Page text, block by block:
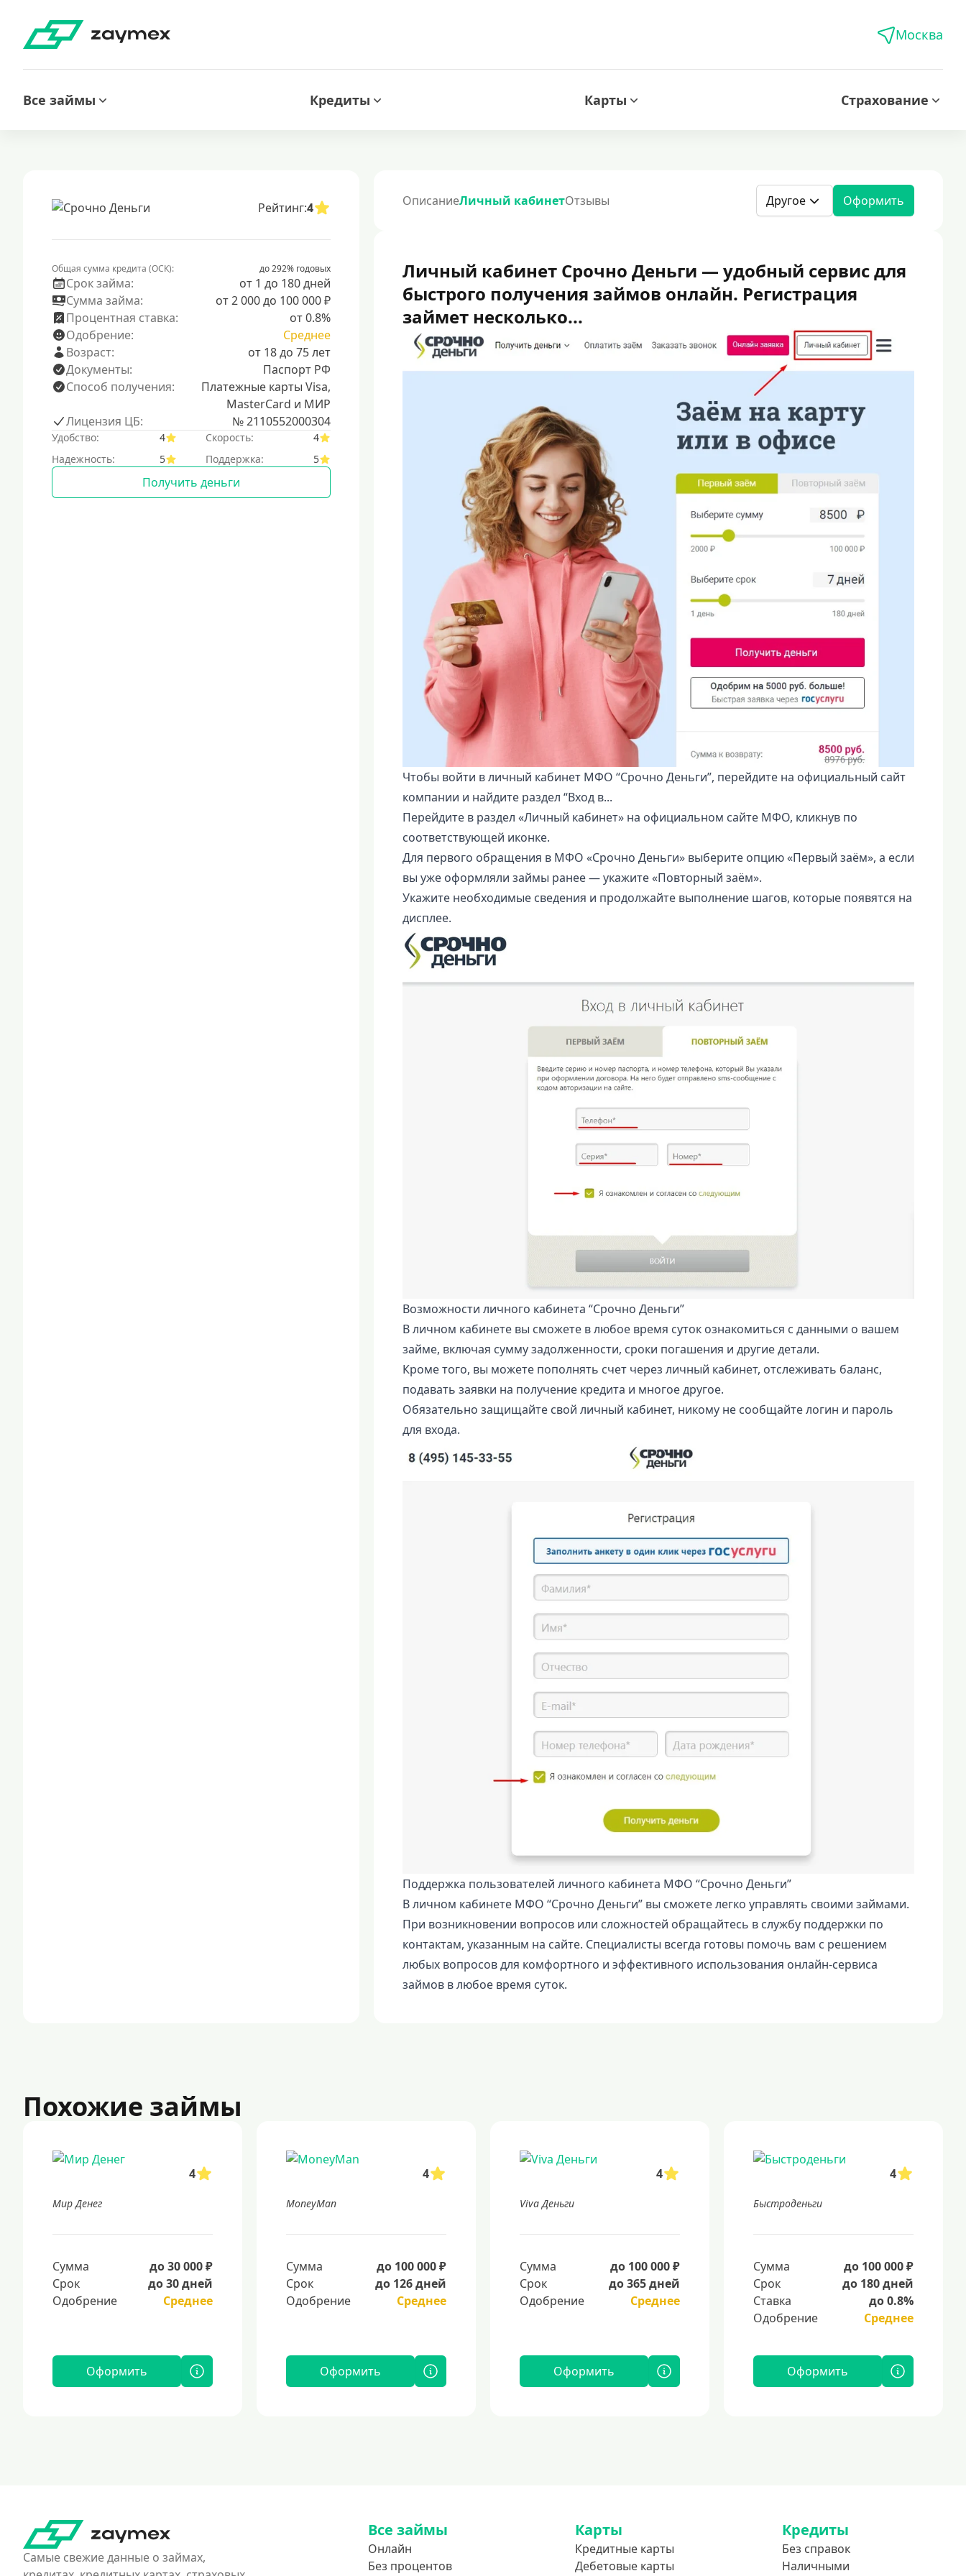
Москва
Все займы Кредиты Карты Страхование
Рейтинг:4
Общая сумма кредита (ОСК): до 292% годовых
Срок займа:
от 1 до 180 дней
Сумма займа:
от 2 000 до 100 000 ₽
Процентная ставка:
от 0.8%
Одобрение:
Среднее
Возраст:
от 18 до 75 лет
Документы:
Паспорт РФ
Способ получения:
Платежные карты Visa,
MasterCard и МИР
Лицензия ЦБ:
№ 2110552000304
Удобство: 4 Скорость:
4
Надежность:
5 Поддержка: 5
Получить деньги
ОписаниеЛичный кабинетОтзывы Другое Оформить
Личный кабинет Срочно Деньги — удобный сервис для
быстрого получения займов онлайн. Регистрация
займет несколько...
Чтобы войти в личный кабинет МФО “Срочно Деньги”, перейдите на официальный сайт
компании и найдите раздел “Вход в...
Перейдите в раздел «Личный кабинет» на официальном сайте МФО, кликнув по
соответствующей иконке.
Для первого обращения в МФО «Срочно Деньги» выберите опцию «Первый заём», а если
вы уже оформляли займы ранее — укажите «Повторный заём».
Укажите необходимые сведения и продолжайте выполнение шагов, которые появятся на
дисплее.
Возможности личного кабинета “Срочно Деньги”
В личном кабинете вы сможете в любое время суток ознакомиться с данными о вашем
займе, включая сумму задолженности, сроки погашения и другие детали.
Кроме того, вы можете пополнять счет через личный кабинет, отслеживать баланс,
подавать заявки на получение кредита и многое другое.
Обязательно защищайте свой личный кабинет, никому не сообщайте логин и пароль
для входа.
Поддержка пользователей личного кабинета МФО “Срочно Деньги”
В личном кабинете МФО “Срочно Деньги” вы сможете легко управлять своими займами.
При возникновении вопросов или сложностей обращайтесь в службу поддержки по
контактам, указанным на сайте. Специалисты всегда готовы помочь вам с решением
любых вопросов для комфортного и эффективного использования онлайн-сервиса
займов в любое время суток.
Похожие займы
4
Мир Денег
Сумма
до 30 000 ₽
Срок
до 30 дней
Одобрение
Среднее
Оформить
4
MoneyMan
Сумма
до 100 000 ₽
Срок
до 126 дней
Одобрение
Среднее
Оформить
4
Viva Деньги
Сумма
до 100 000 ₽
Срок
до 365 дней
Одобрение
Среднее
Оформить
4
Быстроденьги
Сумма
до 100 000 ₽
Срок
до 180 дней
Ставка
до 0.8%
Одобрение
Среднее
Оформить
Самые свежие данные о займах,
Все займы
Онлайн
Без процентов
Карты
Кредитные карты
Дебетовые карты
Кредиты
Без справок
Наличными